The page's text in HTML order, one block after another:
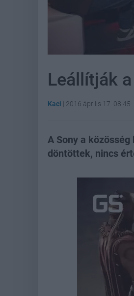
Leállítják
Kaci | 2016 április 17. 08:45
A Sony a
döntöttek, nincs